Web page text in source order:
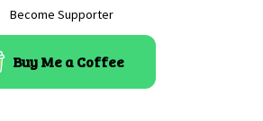
Become Supporter
Buy Me a Coffee